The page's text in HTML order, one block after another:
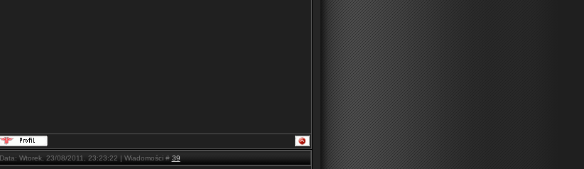
Data: Wtorek, 23/08/2011, 23:23:22 | Wiadomości # 39